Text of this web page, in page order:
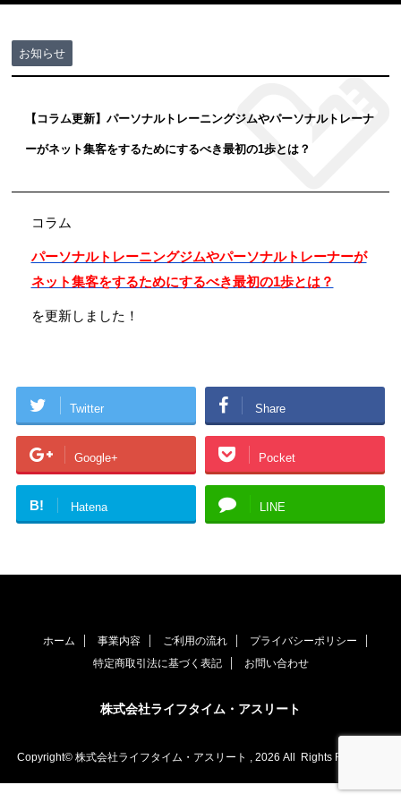
お知らせ
【コラム更新】パーソナルトレーニングジムやパーソナルトレーナ
ーがネット集客をするためにするべき最初の1歩とは？
コラム
パーソナルトレーニングジムやパーソナルトレーナーが
ネット集客をするためにするべき最初の1歩とは？
を更新しました！
Twitter Share
Google+ Pocket
B! Hatena LINE
ホーム 事業内容 ご利用の流れ
プライバシーポリシー
特定商取引法に基づく表記
お問い合わせ
株式会社ライフタイム・アスリート
Copyright© 株式会社ライフタイム・アスリート , 2026 All Rights Reserved.